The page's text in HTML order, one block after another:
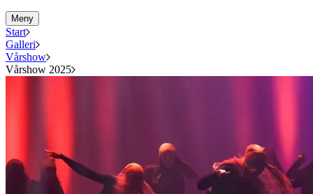
Meny
Start
Galleri
Vårshow
Vårshow 2025